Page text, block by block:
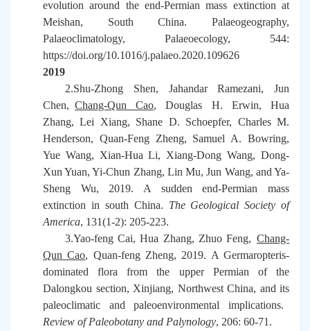
evolution around the end-Permian mass extinction at
Meishan, South China. Palaeogeography,
Palaeoclimatology, Palaeoecology, 544:
https://doi.org/10.1016/j.palaeo.2020.109626
2019
2.Shu-Zhong Shen, Jahandar Ramezani, Jun
Chen, Chang-Qun Cao, Douglas H. Erwin, Hua
Zhang, Lei Xiang, Shane D. Schoepfer, Charles M.
Henderson, Quan-Feng Zheng, Samuel A. Bowring,
Yue Wang, Xian-Hua Li, Xiang-Dong Wang, Dong-
Xun Yuan, Yi-Chun Zhang, Lin Mu, Jun Wang, and Ya-
Sheng Wu, 2019. A sudden end-Permian mass
extinction in south China. The Geological Society of
America, 131(1-2): 205-223.
3.Yao-feng Cai, Hua Zhang, Zhuo Feng, Chang-
Qun Cao, Quan-feng Zheng, 2019. A Germaropteris-
dominated flora from the upper Permian of the
Dalongkou section, Xinjiang, Northwest China, and its
paleoclimatic and paleoenvironmental implications.
Review of Paleobotany and Palynology, 206: 60-71.